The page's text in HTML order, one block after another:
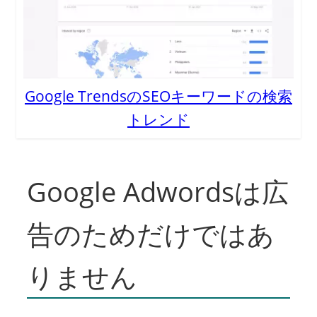
Google TrendsのSEOキーワードの検索
トレンド
Google Adwordsは広
告のためだけではあ
りません